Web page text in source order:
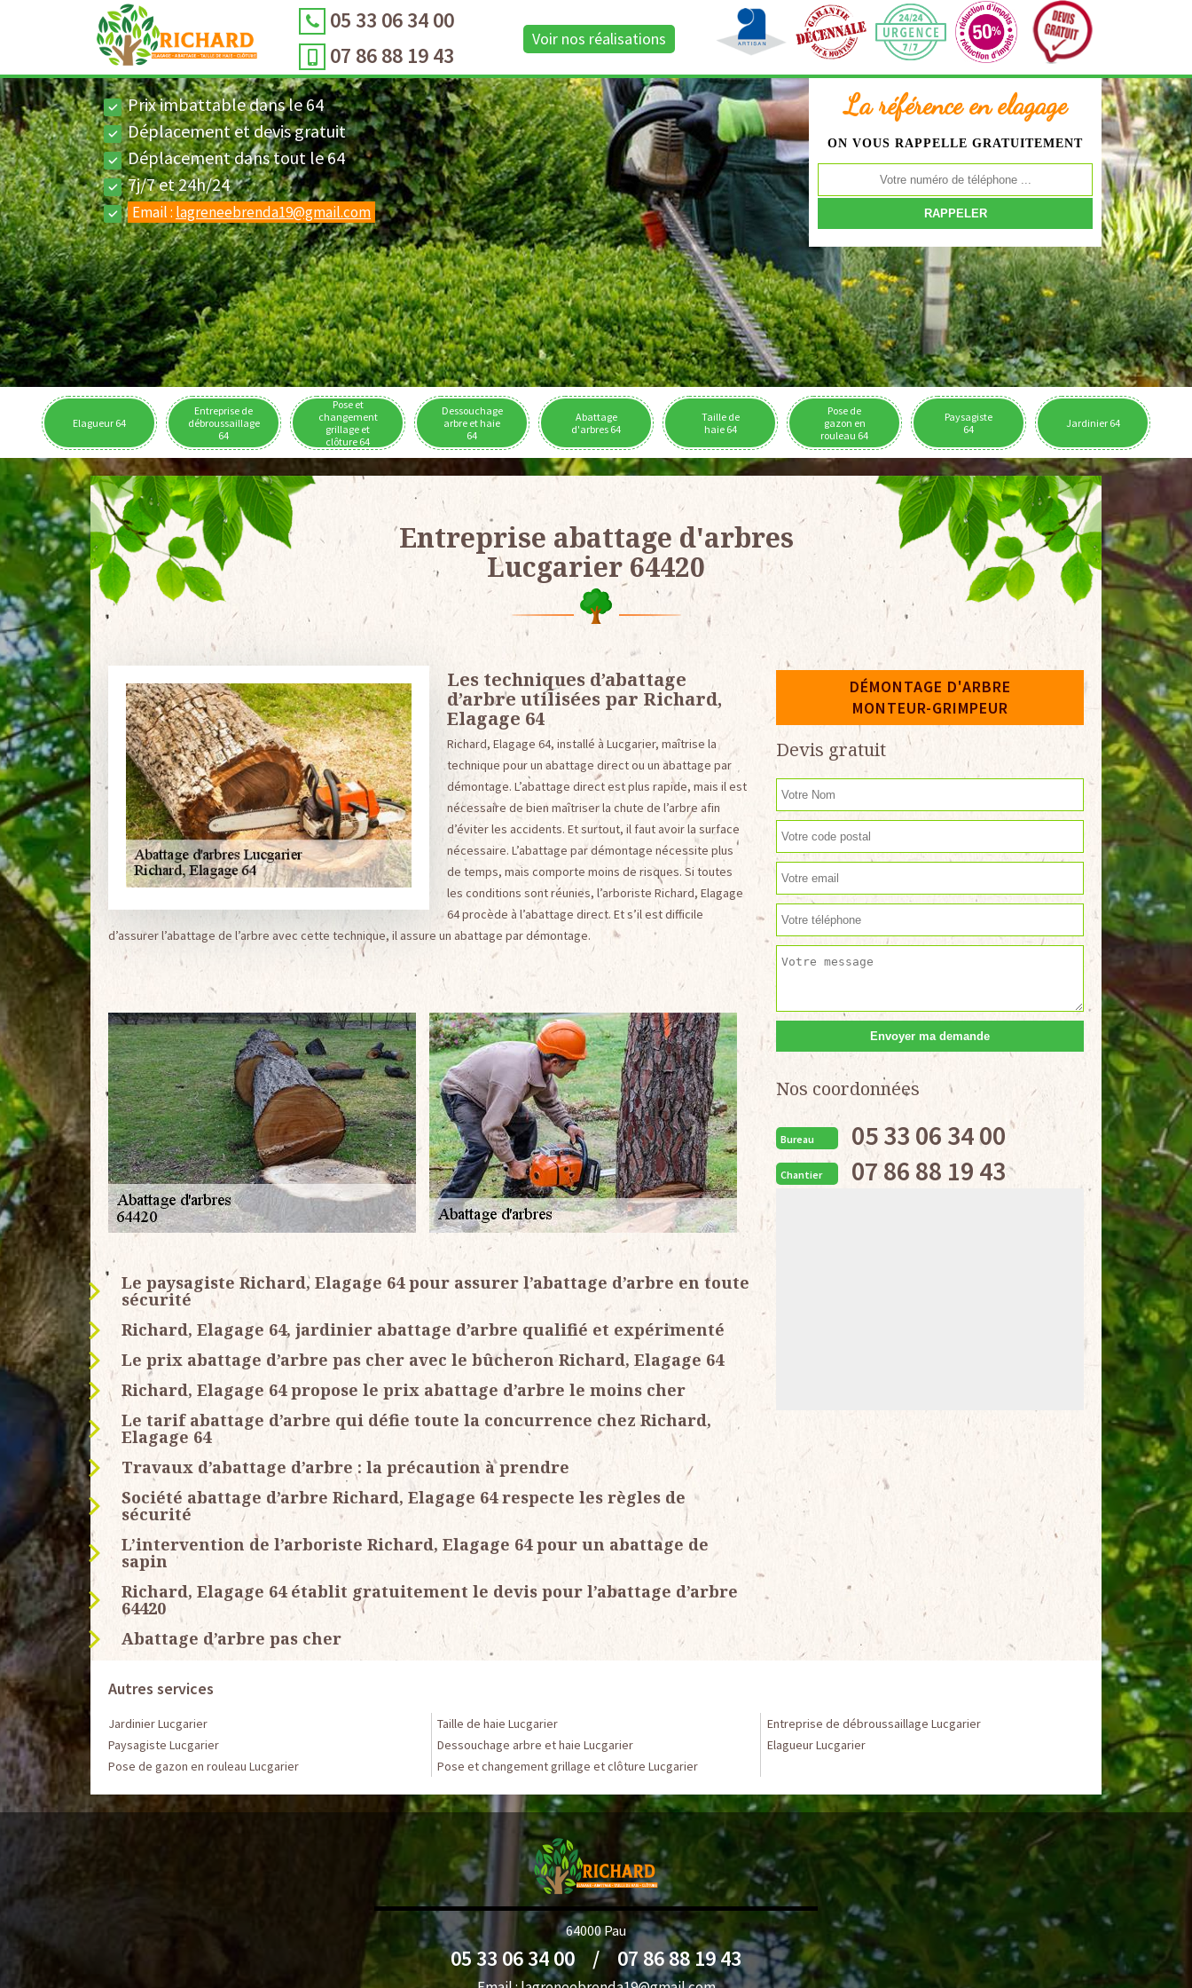
05 33 06 34 00
07 86 88 19 43
Voir nos réalisations
La référence en elagage
ON VOUS RAPPELLE GRATUITEMENT
Prix imbattable dans le 64
Déplacement et devis gratuit
Déplacement dans tout le 64
7j/7 et 24h/24
Email : lagreneebrenda19@gmail.com
Elagueur 64
Entreprise de
débroussaillage
64
Pose et
changement
grillage et
clôture 64
Dessouchage
arbre et haie
64
Abattage
d'arbres 64
Taille de
haie 64
Pose de
gazon en
rouleau 64
Paysagiste
64
Jardinier 64
Entreprise abattage d'arbres
Lucgarier 64420
Les techniques d’abattage
d’arbre utilisées par Richard,
Elagage 64
Richard, Elagage 64, installé à Lucgarier, maîtrise la
technique pour un abattage direct ou un abattage par
démontage. L’abattage direct est plus rapide, mais il est
nécessaire de bien maîtriser la chute de l’arbre afin
d’éviter les accidents. Et surtout, il faut avoir la surface
nécessaire. L’abattage par démontage nécessite plus
de temps, mais comporte moins de risques. Si toutes
les conditions sont réunies, l’arboriste Richard, Elagage
64 procède à l’abattage direct. Et s’il est difficile
d’assurer l’abattage de l’arbre avec cette technique, il assure un abattage par démontage.
Le paysagiste Richard, Elagage 64 pour assurer l’abattage d’arbre en toute
sécurité
Richard, Elagage 64, jardinier abattage d’arbre qualifié et expérimenté
Le prix abattage d’arbre pas cher avec le bûcheron Richard, Elagage 64
Richard, Elagage 64 propose le prix abattage d’arbre le moins cher
Le tarif abattage d’arbre qui défie toute la concurrence chez Richard,
Elagage 64
Travaux d’abattage d’arbre : la précaution à prendre
Société abattage d’arbre Richard, Elagage 64 respecte les règles de
sécurité
L’intervention de l’arboriste Richard, Elagage 64 pour un abattage de
sapin
Richard, Elagage 64 établit gratuitement le devis pour l’abattage d’arbre
64420
Abattage d’arbre pas cher
DÉMONTAGE D'ARBRE
MONTEUR-GRIMPEUR
Devis gratuit
Nos coordonnées
Bureau 05 33 06 34 00
Chantier 07 86 88 19 43
Autres services
Jardinier Lucgarier
Paysagiste Lucgarier
Pose de gazon en rouleau Lucgarier
Taille de haie Lucgarier
Dessouchage arbre et haie Lucgarier
Pose et changement grillage et clôture Lucgarier
Entreprise de débroussaillage Lucgarier
Elagueur Lucgarier
64000 Pau
05 33 06 34 00 / 07 86 88 19 43